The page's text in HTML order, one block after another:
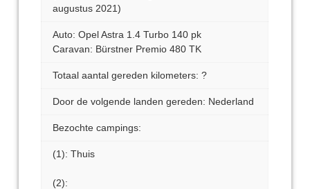
augustus 2021)
Auto: Opel Astra 1.4 Turbo 140 pk
Caravan: Bürstner Premio 480 TK
Totaal aantal gereden kilometers: ?
Door de volgende landen gereden: Nederland
Bezochte campings:
(1): Thuis
(2):